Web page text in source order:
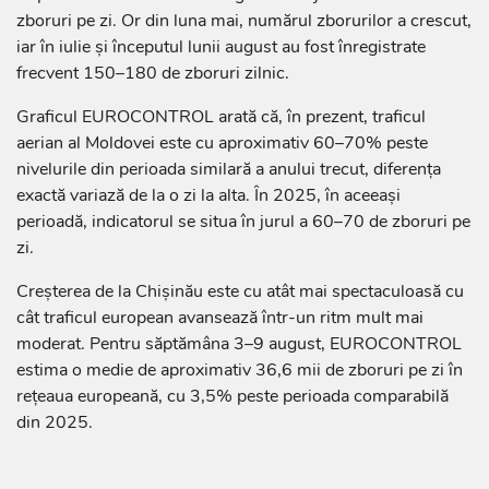
zboruri pe zi. Or din luna mai, numărul zborurilor a crescut,
iar în iulie și începutul lunii august au fost înregistrate
frecvent 150–180 de zboruri zilnic.
Graficul EUROCONTROL arată că, în prezent, traficul
aerian al Moldovei este cu aproximativ 60–70% peste
nivelurile din perioada similară a anului trecut, diferența
exactă variază de la o zi la alta. În 2025, în aceeași
perioadă, indicatorul se situa în jurul a 60–70 de zboruri pe
zi.
Creșterea de la Chișinău este cu atât mai spectaculoasă cu
cât traficul european avansează într-un ritm mult mai
moderat. Pentru săptămâna 3–9 august, EUROCONTROL
estima o medie de aproximativ 36,6 mii de zboruri pe zi în
rețeaua europeană, cu 3,5% peste perioada comparabilă
din 2025.